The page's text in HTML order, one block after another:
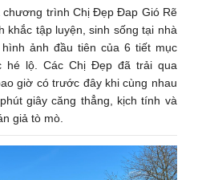
chương trình Chị Đẹp Đap Gió Rẽ
khắc tập luyện, sinh sống tại nhà
ảnh đầu tiên của 6 tiết mục
hé lộ. Các Chị Đẹp đã trải qua
giờ có trước đây khi cùng nhau
giây căng thẳng, kịch tính và
giả tò mò.